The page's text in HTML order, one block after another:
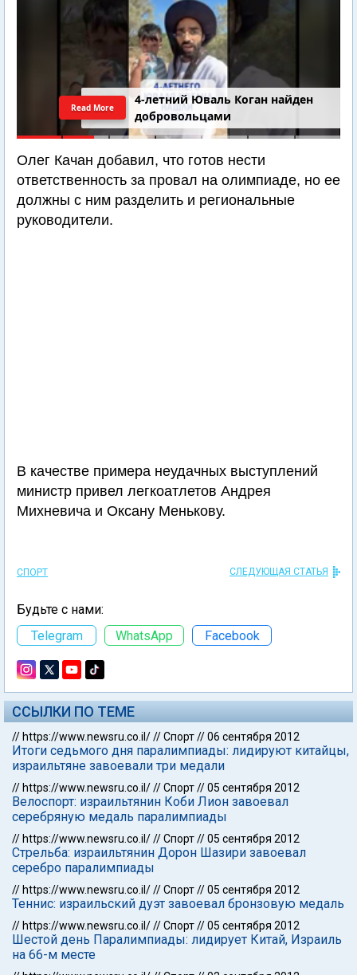
4-летний Юваль Коган найден
добровольцами
Read More
Олег Качан добавил, что готов нести
ответственность за провал на олимпиаде, но ее
должны с ним разделить и региональные
руководители.
В качестве примера неудачных выступлений
министр привел легкоатлетов Андрея
Михневича и Оксану Менькову.
СПОРТ СЛЕДУЮЩАЯ СТАТЬЯ
Будьте с нами:
Telegram
WhatsApp Facebook
ССЫЛКИ ПО ТЕМЕ
// https://www.newsru.co.il///Спорт//06 сентября 2012
Итоги седьмого дня паралимпиады: лидируют китайцы,
израильтяне завоевали три медали
// https://www.newsru.co.il///Спорт//05 сентября 2012
Велоспорт: израильтянин Коби Лион завоевал
серебряную медаль паралимпиады
// https://www.newsru.co.il///Спорт//05 сентября 2012
Стрельба: израильтянин Дорон Шазири завоевал
серебро паралимпиады
// https://www.newsru.co.il///Спорт//05 сентября 2012
Теннис: израильский дуэт завоевал бронзовую медаль
// https://www.newsru.co.il///Спорт//05 сентября 2012
Шестой день Паралимпиады: лидирует Китай, Израиль
на 66-м месте